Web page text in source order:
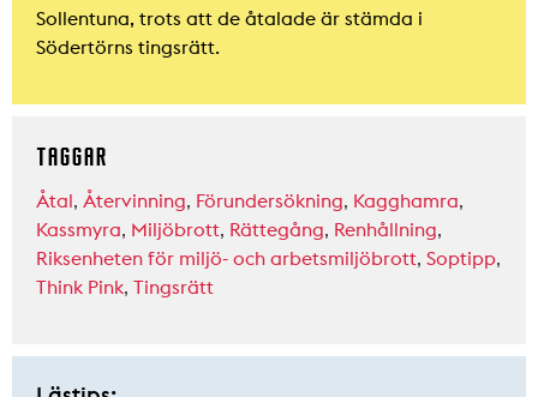
Sollentuna, trots att de åtalade är stämda i
Södertörns tingsrätt.
TAGGAR
Åtal, Återvinning, Förundersökning, Kagghamra,
Kassmyra, Miljöbrott, Rättegång, Renhållning,
Riksenheten för miljö- och arbetsmiljöbrott, Soptipp,
Think Pink, Tingsrätt